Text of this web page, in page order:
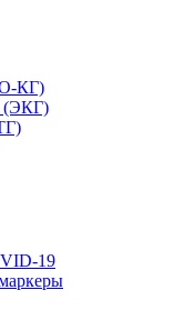
КГ)
(ЭКГ)
19